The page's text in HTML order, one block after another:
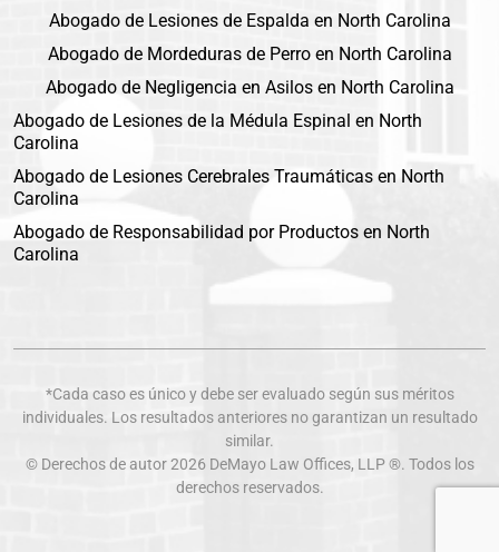
Abogado de Lesiones de Espalda en North Carolina
Abogado de Mordeduras de Perro en North Carolina
Abogado de Negligencia en Asilos en North Carolina
Abogado de Lesiones de la Médula Espinal en North
Carolina
Abogado de Lesiones Cerebrales Traumáticas en North
Carolina
Abogado de Responsabilidad por Productos en North
Carolina
*Cada caso es único y debe ser evaluado según sus méritos
individuales. Los resultados anteriores no garantizan un resultado
similar.
© Derechos de autor 2026 DeMayo Law Offices, LLP ®. Todos los
derechos reservados.